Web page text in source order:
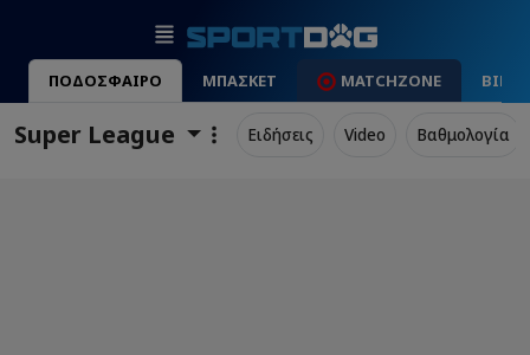
ΠΟΔΟΣΦΑΙΡΟ ΜΠΑΣΚΕΤ MATCHZONE
Super League Ειδήσεις Video Βαθμολογία